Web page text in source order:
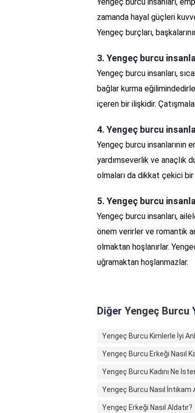
zamanda hayal güçleri
Yengeç burçları,
3. Yengeç burcu
Yengeç burcu insanları,
bağlar kurma
içeren bir ilişkidir.
4. Yengeç burcu
Yengeç burcu insanlarının
yardımseverlik ve anaçlık
olmaları da dikkat çekici bir
5. Yengeç burcu
Yengeç burcu insanları,
önem verirler ve romantik
olmaktan hoşlanırlar.
uğramaktan hoşlanmazlar.
Diğer Yengeç Burcu
Yengeç Burcu Kimlerle İyi
Yengeç Burcu Erkeği Nasıl
Yengeç Burcu Kadını Ne
Yengeç Burcu Nasıl İntikam
Yengeç Erkeği Nasıl Aldatır?